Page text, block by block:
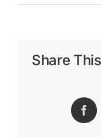
Share